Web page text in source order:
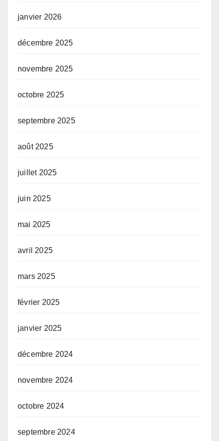
janvier 2026
décembre 2025
novembre 2025
octobre 2025
septembre 2025
août 2025
juillet 2025
juin 2025
mai 2025
avril 2025
mars 2025
février 2025
janvier 2025
décembre 2024
novembre 2024
octobre 2024
septembre 2024